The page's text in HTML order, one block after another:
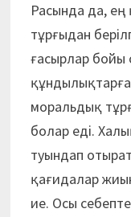
Расында да,
тұрғыдан
ғасырлар бойы
құндылықтарға
моральдық
болар еді.
туындап
қағидалар
ие. Осы